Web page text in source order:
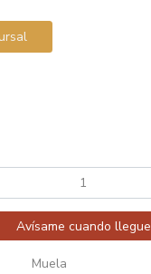
Avísame cuando llegue
Muela